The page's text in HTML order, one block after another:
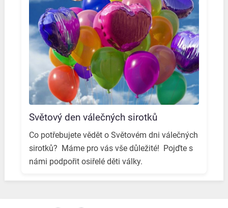
Světový den válečných sirotků
Co potřebujete vědět o Světovém dni válečných
sirotků? ️ Máme pro vás vše důležité! ️ Pojďte s
námi podpořit osiřelé děti války. ️